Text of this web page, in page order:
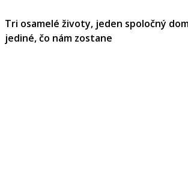
Tri osamelé životy, jeden spoločný
jediné, čo nám zostane